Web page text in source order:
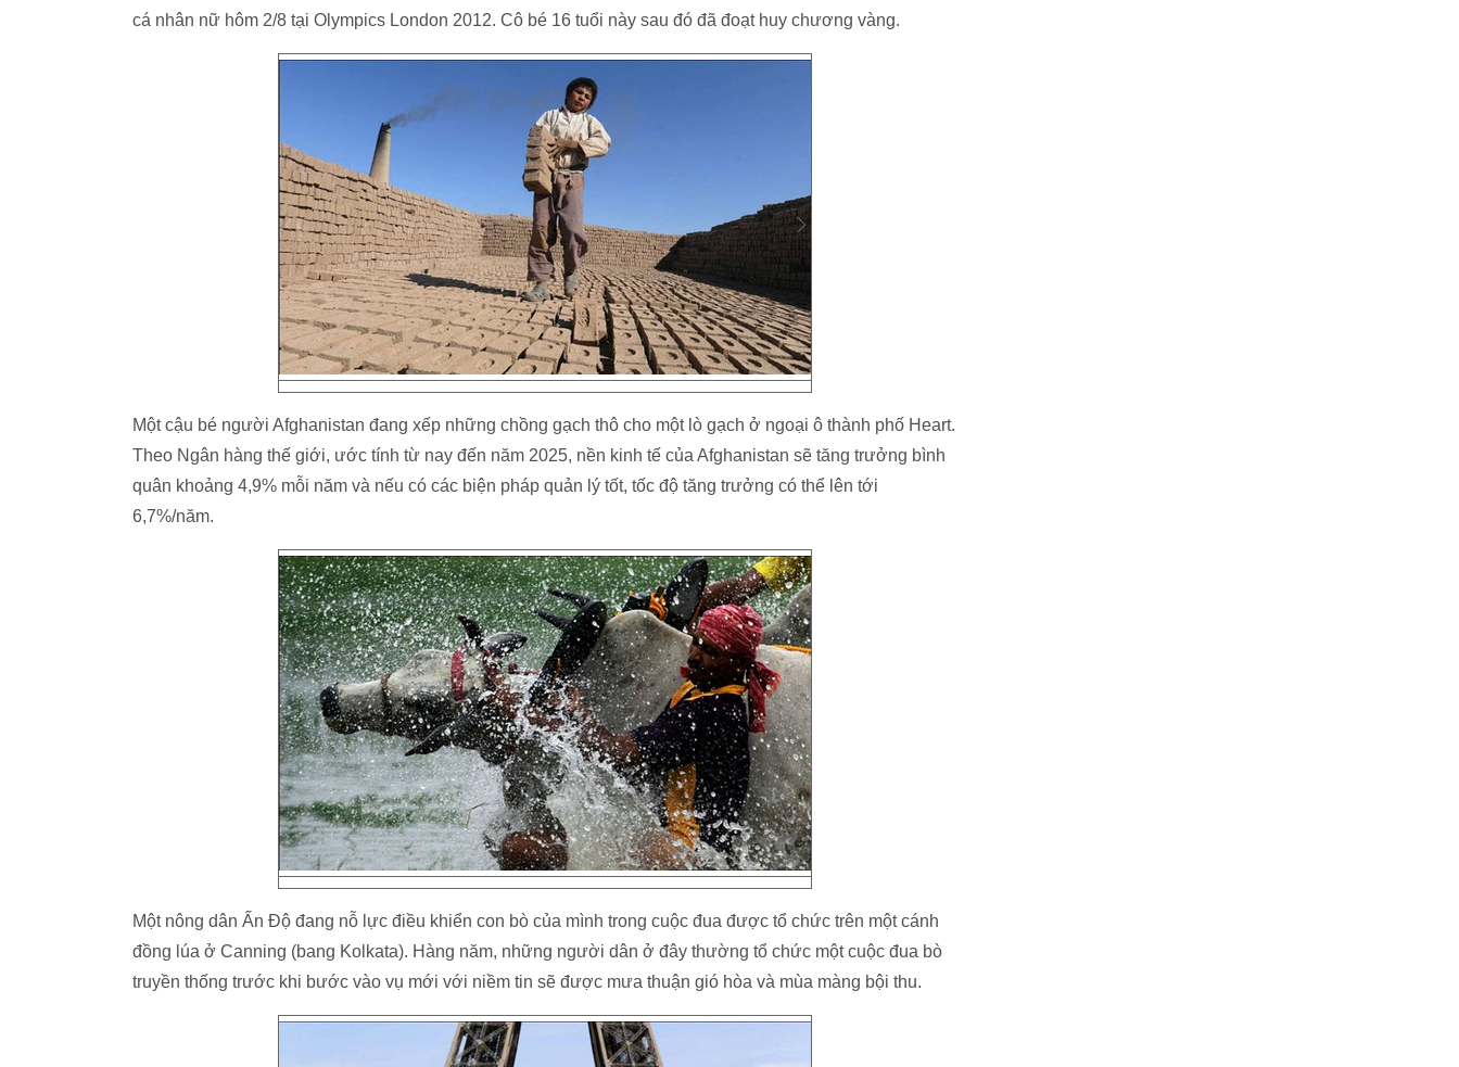
cá nhân nữ hôm 2/8 tại Olympics London 2012. Cô bé 16 tuổi này sau đó đã đoạt huy chương vàng.
Một cậu bé người Afghanistan đang xếp những chồng gạch thô cho một lò gạch ở ngoại ô thành phố Heart.
Theo Ngân hàng thế giới, ước tính từ nay đến năm 2025, nền kinh tế của Afghanistan sẽ tăng trưởng bình
quân khoảng 4,9% mỗi năm và nếu có các biện pháp quản lý tốt, tốc độ tăng trưởng có thể lên tới
6,7%/năm.
Một nông dân Ấn Độ đang nỗ lực điều khiển con bò của mình trong cuộc đua được tổ chức trên một cánh
đồng lúa ở Canning (bang Kolkata). Hàng năm, những người dân ở đây thường tổ chức một cuộc đua bò
truyền thống trước khi bước vào vụ mới với niềm tin sẽ được mưa thuận gió hòa và mùa màng bội thu.